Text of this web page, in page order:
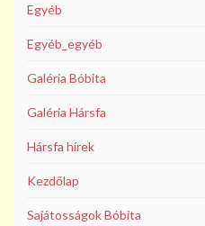
Egyéb
Egyéb_egyéb
Galéria Bóbita
Galéria Hársfa
Hársfa hírek
Kezdőlap
Sajátosságok Bóbita